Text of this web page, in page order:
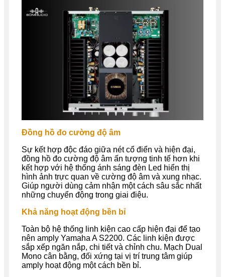
Đồng hồ đo cường độ âm
Sự kết hợp độc đáo giữa nét cổ điển và hiện đại,
đồng hồ đo cường độ âm ấn tượng tinh tế hơn khi
kết hợp với hệ thống ánh sáng đèn Led hiển thị
hình ảnh trực quan về cường độ âm và xung nhạc.
Giúp người dùng cảm nhận một cách sâu sắc nhất
những chuyển động trong giai điệu.
Khả năng hoạt động bền bỉ
Toàn bộ hệ thống linh kiện cao cấp hiện đại để tạo
nên amply Yamaha A S2200. Các linh kiện được
sắp xếp ngăn nắp, chi tiết và chỉnh chu. Mạch Dual
Mono cân bằng, đối xứng tại vị trí trung tâm giúp
amply hoạt động một cách bền bỉ.